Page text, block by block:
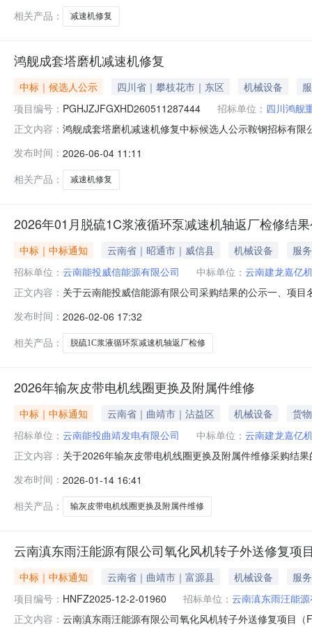
让电话：13
相关产品：
减速机修复
鸿舰成套塔磨机减速机修复
中标｜候选人公示 四川省｜攀枝花市｜东区 机械设备
项目编号： PGHJZJFGXHD260511287444 招标单位： 四川鸿舰
正文内容： 鸿舰成套塔磨机减速机修复中标候选人公示鞍钢招标有
评标委员会的评标意见，并经招标人确认，现将有关评
建龙嘉亿机
发布时间： 2026-06-04 11:11
相关产品：
减速机修复
2026年01月脱硫1C浆液循环泵减速机轴返厂检修结
中标｜中标通知 云南省｜昭通市｜威信县 机械设备
服务
招标单位： 云南能投威信能源有限公司 中标单位： 云南建龙嘉亿
正文内容： 关于云南能投威信能源有限公司采购结果的公示一、项
价：人民币30000.00元（含税）。三、公告时间：2026
公示结束
发布时间： 2026-02-06 17:32
相关产品：
脱硫1C浆液循环泵减速机轴返厂检修
2026年输灰皮带电机线圈更换及附属件维修
中标｜中标通知 云南省｜曲靖市｜沾益区 机械设备
货物
招标单位： 云南能投曲靖发电有限公司 中标单位： 云南建龙嘉亿
正文内容： 关于2026年输灰皮带电机线圈更换及附属件维修采购结
修有限公司，报价：人民币29380.00元（含税）。三、
将不再受理
发布时间： 2026-01-14 16:41
相关产品：
输灰皮带电机线圈更换及附属件维修
云南滇东雨汪能源有限公司氧化风机转子外送修复项
中标｜中标通知 云南省｜曲靖市｜富源县 机械设备
服务
项目编号： HNFZ2025-12-2-01960 招标单位： 云南滇东雨汪能
正文内容： 云南滇东雨汪能源有限公司氧化风机转子外送修复项目